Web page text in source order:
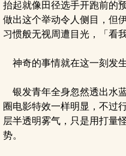
抬起就像田径选手开跑前的
做出这个举动令人侧目，但
习惯般无视周遭目光，「看
神奇的事情就在这一刻发生
银发青年全身忽然透出水
圈电影特效一样明显，不过
层半透明雾气，只是用打量
势。